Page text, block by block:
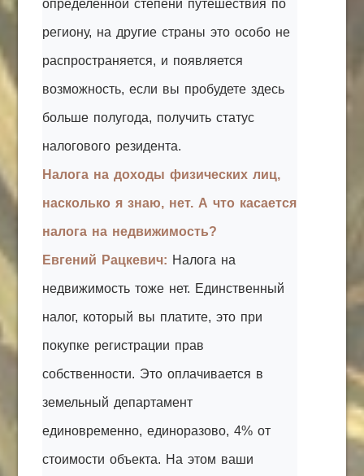
определенной степени путешествия по
региону, на другие страны это особо не
распространяется, и появляется
возможность, если вы пробудете здесь
больше полугода, получить статус
налогового резидента.
Налога на доходы физических лиц,
насколько я знаю, нет. А что касается
налога на недвижимость?
Евгений Рацкевич: Налога на
недвижимость тоже нет. Единственный
налог, который вы платите, это при
покупке регистрации прав
собственности. Это оплачивается в
земельный департамент
единовременно, единоразово, 4% от
стоимости объекта. На этом ваши